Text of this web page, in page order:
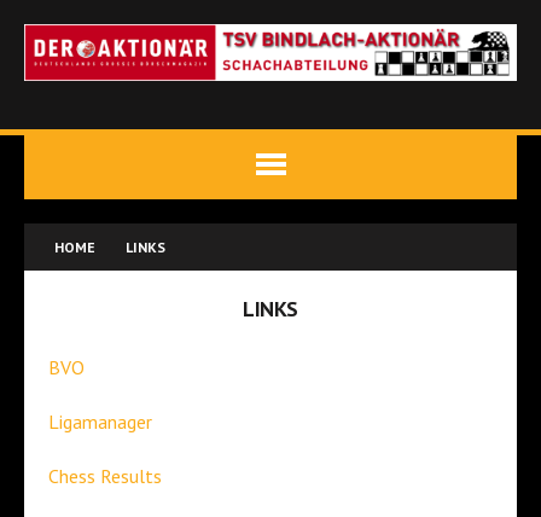
HOME LINKS
LINKS
BVO
Ligamanager
Chess Results